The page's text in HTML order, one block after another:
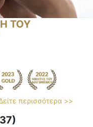
ΤΟΥ
περισσότερα >>